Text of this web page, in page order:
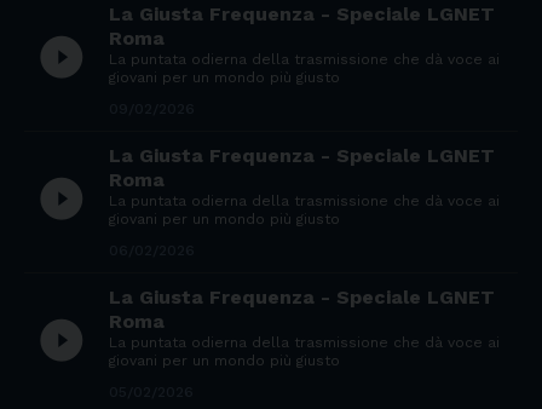
play_circle_filled
La Giusta Frequenza - Speciale LGNET
Roma
La puntata odierna della trasmissione che dà voce ai
giovani per un mondo più giusto
play_circle_filled
La Giusta Frequenza - Speciale LGNET
Roma
La puntata odierna della trasmissione che dà voce ai
giovani per un mondo più giusto
play_circle_filled
La Giusta Frequenza - Speciale LGNET
Roma
La puntata odierna della trasmissione che dà voce ai
giovani per un mondo più giusto